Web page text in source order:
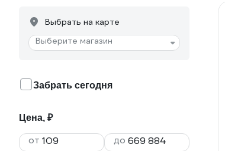
Выбрать на карте
Выберите магазин
Забрать сегодня
Цена, ₽
от до